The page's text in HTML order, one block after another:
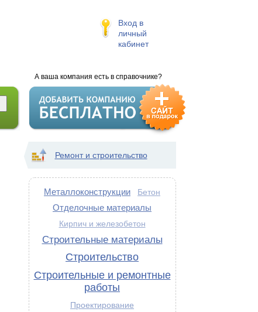
Вход в
личный
кабинет
А ваша компания есть в справочнике?
Ремонт и строительство
Металлоконструкции Бетон
Отделочные материалы
Кирпич и железобетон
Строительные материалы
Строительство
Строительные и ремонтные
работы
Проектирование